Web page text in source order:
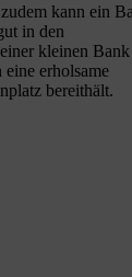
kann ein
in den
kleinen
erholsame
bereithält.